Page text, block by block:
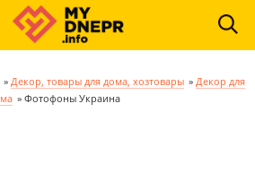
» Декор, товары для дома, хозтовары » Декор для
» Фотофоны Украина